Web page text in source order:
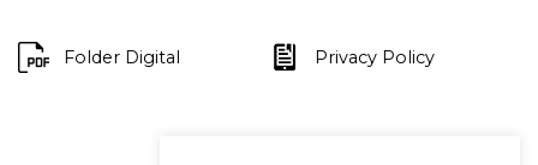
Folder Digital Privacy Policy